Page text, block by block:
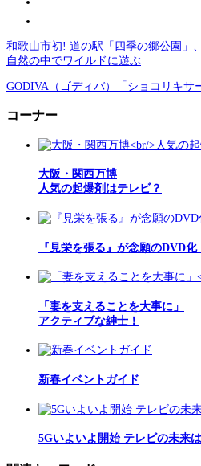
和歌山市初! 道の駅「四季の郷公園」
自然の中でワイルドに遊ぶ
GODIVA（ゴディバ）「ショコリキサ
コーナー
大阪・関西万博
人気の起爆剤はテレビ？
『見栄を張る』が念願のDVD
「妻を支えることを大事に」
アクティブな紳士！
新春イベントガイド
5Gいよいよ開始 テレビの未来